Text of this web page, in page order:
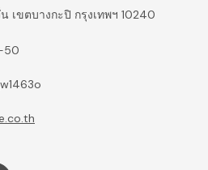
เขตบางกะปิ กรุงเทพฯ 10240
50